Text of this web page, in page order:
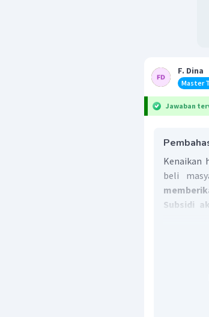
F. Dina
Master
Jawaban
Kenaikan
beli
Subsidi